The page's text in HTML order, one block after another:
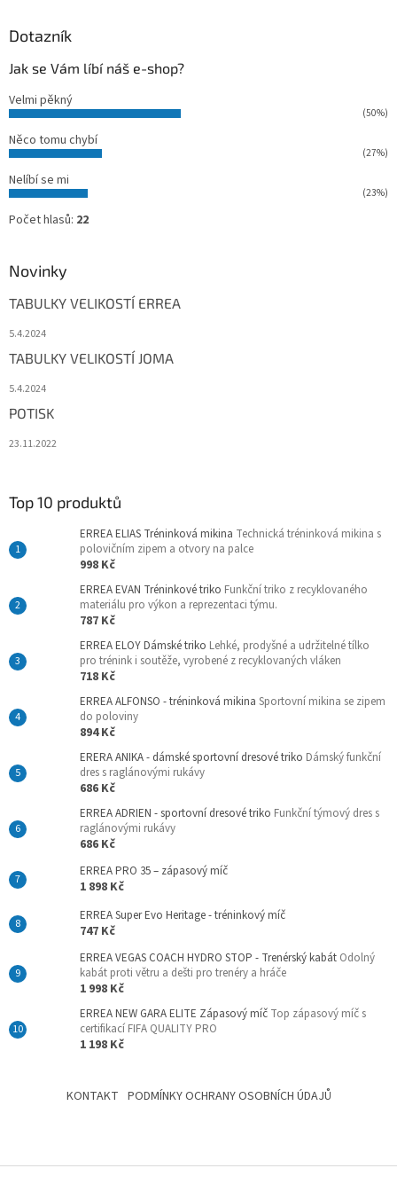
Dotazník
Jak se Vám líbí náš e-shop?
Velmi pěkný
(50%)
Něco tomu chybí
(27%)
Nelíbí se mi
(23%)
Počet hlasů: 22
Novinky
TABULKY VELIKOSTÍ ERREA
5.4.2024
TABULKY VELIKOSTÍ JOMA
5.4.2024
POTISK
23.11.2022
Top 10 produktů
ERREA ELIAS Tréninková mikina Technická tréninková mikina s
polovičním zipem a otvory na palce
998 Kč
ERREA EVAN Tréninkové triko Funkční triko z recyklovaného
materiálu pro výkon a reprezentaci týmu.
787 Kč
ERREA ELOY Dámské triko Lehké, prodyšné a udržitelné tílko
pro trénink i soutěže, vyrobené z recyklovaných vláken
718 Kč
ERREA ALFONSO - tréninková mikina Sportovní mikina se zipem
do poloviny
894 Kč
ERERA ANIKA - dámské sportovní dresové triko Dámský funkční
dres s raglánovými rukávy
686 Kč
ERREA ADRIEN - sportovní dresové triko Funkční týmový dres s
raglánovými rukávy
686 Kč
ERREA PRO 35 – zápasový míč
1 898 Kč
ERREA Super Evo Heritage - tréninkový míč
747 Kč
ERREA VEGAS COACH HYDRO STOP - Trenérský kabát Odolný
kabát proti větru a dešti pro trenéry a hráče
1 998 Kč
ERREA NEW GARA ELITE Zápasový míč Top zápasový míč s
certifikací FIFA QUALITY PRO
1 198 Kč
KONTAKT PODMÍNKY OCHRANY OSOBNÍCH ÚDAJŮ